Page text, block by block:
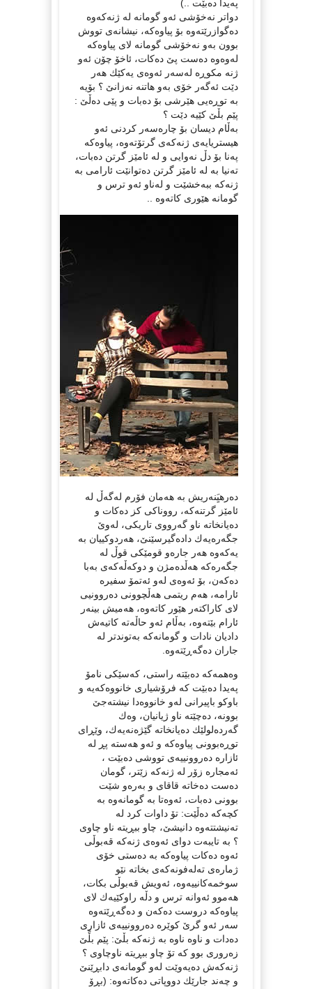
په‌یدا ده‌بێت ..)
دواتر نه‌خۆشی ئه‌و گومانه‌ له‌ ژنه‌كه‌وه‌
ده‌گوازرێته‌وه‌ بۆ پیاوه‌كه‌، نیشانه‌ی تووش
بوون به‌و نه‌خۆشی گومانه‌ لای پیاوه‌كه‌
له‌وه‌وه‌ ده‌ست پێ‌ ده‌كات، ئاخۆ چۆن ئه‌و
ژنه‌ مكوڕه‌ له‌سه‌ر ئه‌وه‌ی یه‌كێك هه‌ر
دێت ئه‌گه‌ر خۆی به‌و هاتنه‌ نه‌زانێ‌ ؟ بۆیه‌
به‌ توڕه‌یی هێرشی بۆ ده‌بات و پێی ده‌ڵێ‌ :
پێم بڵێ‌ كێیه‌ دێت ؟
به‌ڵام دیسان بۆ چاره‌سه‌ر كردنی ئه‌و
هیستریایه‌ی ژنه‌كه‌ی گرتۆته‌وه‌، پیاوه‌كه‌
په‌نا بۆ دڵ نه‌وایی و له‌ ئامێز گرتن ده‌بات،
ته‌نیا به‌ له‌ ئامێز گرتن ده‌توانێت ئارامی به‌
ژنه‌كه‌ ببه‌خشێت و له‌ناو ئه‌و ترس و
گومانه‌ هێوری كاته‌وه‌ ..
ده‌رهیَِنه‌ریش به‌ هه‌مان فۆرم له‌گه‌ڵ له‌
ئامێز گرتنه‌كه‌، رووناكی كز ده‌كات و
ده‌یانخاته‌ ناو گه‌رووی تاریكی، له‌وێ‌
جگه‌ره‌یه‌ك داده‌گیرسێنێ‌، هه‌ردوكییان به‌
یه‌كه‌وه‌ هه‌ر جاره‌و قومێكی قوڵ له‌
جگه‌ره‌كه‌ هه‌ڵده‌مژن و دوكه‌ڵه‌كه‌ی به‌با
ده‌كه‌ن، بۆ ئه‌وه‌ی له‌و ئه‌تمۆ سفیره‌
ئارامه‌، هه‌م ریتمی هه‌ڵچوونی ده‌روونیی
لای كاراكته‌ر هێور كاته‌وه‌، هه‌میش بینه‌ر
ئارام بێته‌وه‌، به‌ڵام ئه‌و حاڵه‌ته‌ كاتیه‌ش
دادیان نادات و گومانه‌كه‌ به‌توندتر له‌
جاران ده‌گه‌ڕێته‌وه‌.
وه‌همه‌كه‌ ده‌بێته‌ راستی، كه‌سێكی نامۆ
په‌یدا ده‌بێت كه‌ فرۆشیاری خانووه‌كه‌یه‌ و
باوكو باپیرانی له‌و خانووه‌دا نیشته‌جێ‌
بوونه‌، ده‌چێته‌ ناو ژیانیان، وه‌ك
گه‌رده‌لولێك ده‌یانخاته‌ گێژه‌نه‌یه‌ك، وێڕای
توڕه‌بوونی پیاوه‌كه‌ و ئه‌و هه‌سته‌ پڕ له‌
ئازاره‌ ده‌روونییه‌ی تووشی ده‌بێت ،
ئه‌مجاره‌ زۆر له‌ ژنه‌كه‌ زێتر، گومان
ده‌ست ده‌خاته‌ قاقای و به‌ره‌و شێت
بوونی ده‌بات، ئه‌وه‌تا به‌ گومانه‌وه‌ به‌
كچه‌كه‌ ده‌ڵێت: تۆ داوات كرد له‌
ته‌نیشتته‌وه‌ دانیشێ‌، چاو ببڕیته‌ ناو چاوی
؟ به‌ تایبه‌ت دوای ئه‌وه‌ی ژنه‌كه‌ قه‌بوڵی
ئه‌وه‌ ده‌كات پیاوه‌كه‌ به‌ ده‌ستی خۆی
ژماره‌ی ته‌له‌فونه‌كه‌ی بخاته‌ نێو
سوخمه‌كانییه‌وه‌، ئه‌ویش قه‌بوڵی بكات،
هه‌موو ئه‌وانه‌ ترس و دڵه‌ راوكێیه‌ك لای
پیاوه‌كه‌ دروست ده‌كه‌ن و ده‌گه‌ڕێته‌وه‌
سه‌ر ئه‌و گرێ‌ كوێره‌ ده‌روونییه‌ی ئازاری
ده‌دات و ناوه‌ ناوه‌ به‌ ژنه‌كه‌ بڵێ‌: پێم بڵًێ‌
زه‌روری بوو كه‌ تۆ چاو ببڕیته‌ ناوچاوی ؟
ژنه‌كه‌ش ده‌یه‌وێت له‌و گومانه‌ی دابڕێنێ‌
و چه‌ند جارێك دووپاتی ده‌كاته‌وه‌: (بڕۆ